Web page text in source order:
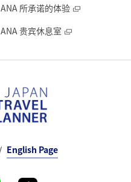
ANA 所承诺的体验
ANA 贵宾休息室
English Page